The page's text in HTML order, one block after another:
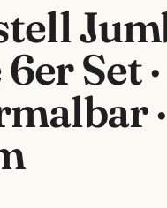
Set ·